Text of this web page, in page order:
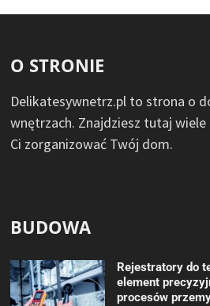
O STRONIE
Delikatesywnetrz.pl to strona o
wnętrzach. Znajdziesz tutaj
Ci zorganizować Twój dom.
BUDOWA
Rejestratory do
element
procesów